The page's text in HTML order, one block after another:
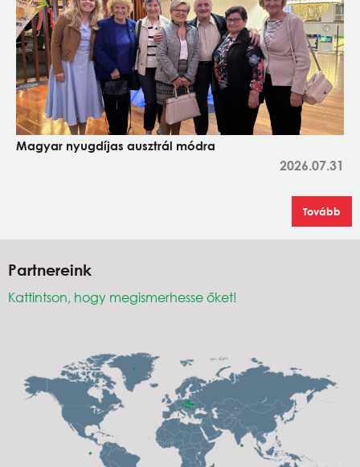
Magyar nyugdíjas ausztrál módra
2026.07.31
Tovább
Partnereink
Kattintson, hogy megismerhesse őket!